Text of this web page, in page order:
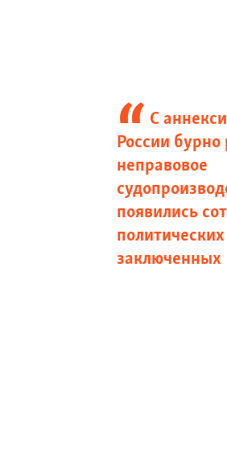
С
России бурно
неправовое
появились
политических
заключенных